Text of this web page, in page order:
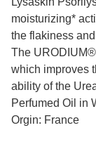
moisturizing*
the flakiness
The
which improves
ability of the
Perfumed Oil in
Orgin: France